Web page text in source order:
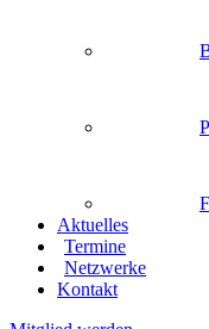
Aktuelles
Termine
Netzwerke
Kontakt